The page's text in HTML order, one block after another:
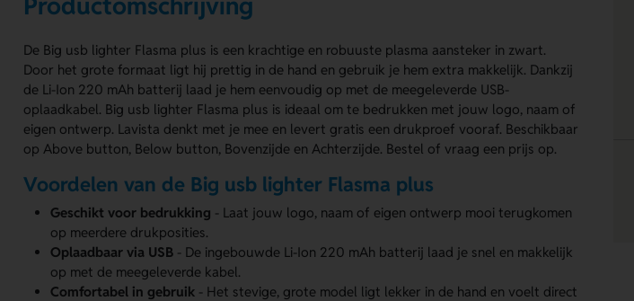
De Big usb lighter Flasma plus is een krachtige en robuuste plasma aansteker in zwart.
Door het grote formaat ligt hij prettig in de hand en gebruik je hem extra makkelijk. Dankzij
de Li-Ion 220 mAh batterij laad je hem eenvoudig op met de meegeleverde USB-
oplaadkabel. Big usb lighter Flasma plus is ideaal om te bedrukken met jouw logo, naam of
eigen ontwerp. Lavista denkt met je mee en levert gratis een drukproef vooraf. Beschikbaar
op Above button, Below button, Bovenzijde en Achterzijde. Bestel of vraag een prijs op.
Voordelen van de Big usb lighter Flasma plus
Geschikt voor bedrukking - Laat jouw logo, naam of eigen ontwerp mooi terugkomen
op meerdere drukposities.
Oplaadbaar via USB - De ingebouwde Li-Ion 220 mAh batterij laad je snel en makkelijk
op met de meegeleverde kabel.
Comfortabel in gebruik - Het stevige, grote model ligt lekker in de hand en voelt direct